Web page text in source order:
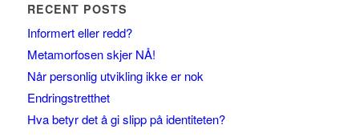
RECENT POSTS
Informert eller redd?
Metamorfosen skjer NÅ!
Når personlig utvikling ikke er nok
Endringstretthet
Hva betyr det å gi slipp på identiteten?